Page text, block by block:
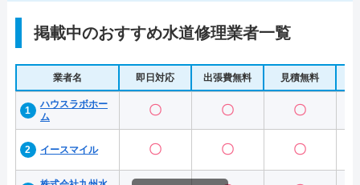
掲載中のおすすめ水道修理業者一覧
業者名 即日対応 出張費無料 見積無料
ハウスラボホー
ム
〇 〇 〇
イースマイル 〇 〇 〇